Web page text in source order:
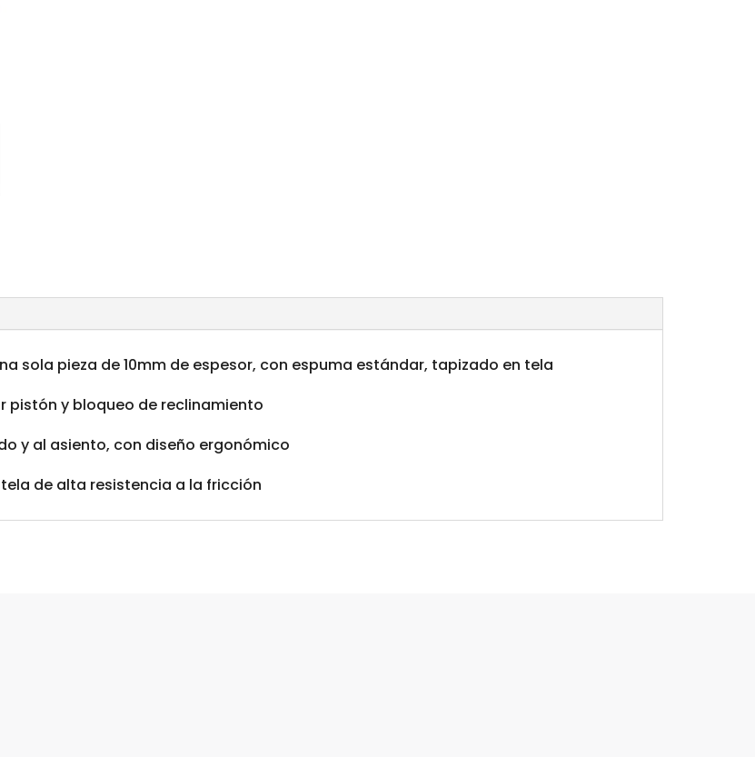
sola pieza de 10mm de espesor, con espuma estándar, tapizado en tela
pistón y bloqueo de reclinamiento
y al asiento, con diseño ergonómico
de alta resistencia a la fricción